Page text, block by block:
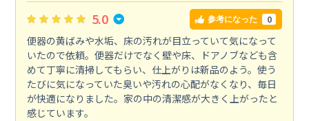
5.0 参考になった 0
便器の黄ばみや水垢、床の汚れが目立っていて気になって
いたので依頼。便器だけでなく壁や床、ドアノブなども含
めて丁寧に清掃してもらい、仕上がりは新品のよう。使う
たびに気になっていた臭いや汚れの心配がなくなり、毎日
が快適になりました。家の中の清潔感が大きく上がったと
感じています。